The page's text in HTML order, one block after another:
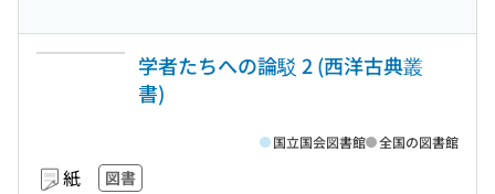
学者たちへの論駁 2 (西洋古典叢
書)
紙 図書
国立国会図書館 全国の図書館